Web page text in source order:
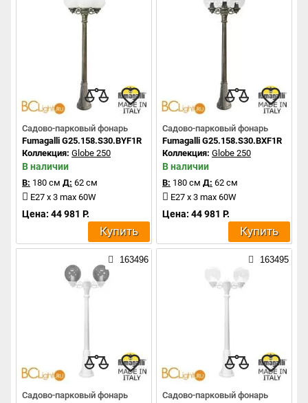
Садово-парковый фонарь
Fumagalli G25.158.S30.BYF1R
Коллекция: Globe 250
В наличии
В: 180 см Д: 62 см
E27 x 3 max 60W
Цена: 44 981 Р.
Купить
Садово-парковый фонарь
Fumagalli G25.158.S30.BXF1R
Коллекция: Globe 250
В наличии
В: 180 см Д: 62 см
E27 x 3 max 60W
Цена: 44 981 Р.
Купить
163496
Садово-парковый фонарь
163495
Садово-парковый фонарь